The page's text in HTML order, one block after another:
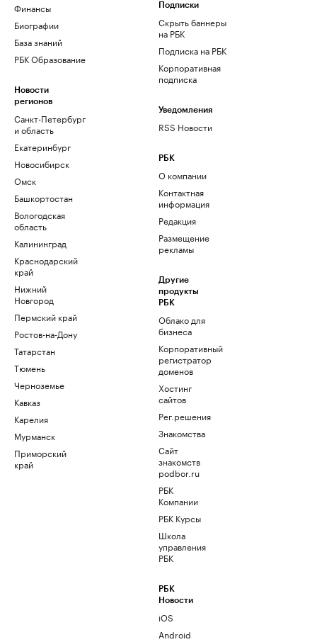
Финансы
Биографии
База знаний
РБК Образование
Новости
регионов
Санкт-Петербург
и область
Екатеринбург
Новосибирск
Омск
Башкортостан
Вологодская
область
Калининград
Краснодарский
край
Нижний
Новгород
Пермский край
Ростов-на-Дону
Татарстан
Тюмень
Черноземье
Кавказ
Карелия
Мурманск
Приморский
край
Подписки
Скрыть баннеры
на РБК
Подписка на РБК
Корпоративная
подписка
Уведомления
RSS Новости
РБК
О компании
Контактная
информация
Редакция
Размещение
рекламы
Другие
продукты
РБК
Облако для
бизнеса
Корпоративный
регистратор
доменов
Хостинг
сайтов
Рег.решения
Знакомства
Сайт
знакомств
podbor.ru
РБК
Компании
РБК Курсы
Школа
управления
РБК
РБК
Новости
iOS
Android